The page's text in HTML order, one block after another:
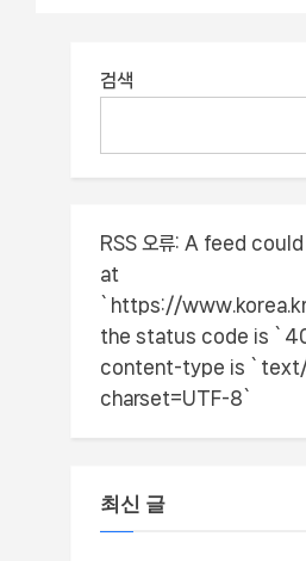
검색
RSS 오류: A feed
at
`https://
the status code is
content-type is
charset=UTF-8`
최신 글